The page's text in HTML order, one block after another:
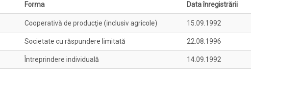
Forma Data înregistrării
Cooperativă de producţie (inclusiv agricole) 15.09.1992
Societate cu răspundere limitată 22.08.1996
Întreprindere individuală 14.09.1992